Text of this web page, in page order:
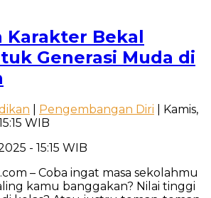
Karakter Bekal
Generasi Muda di
Pengembangan Diri | Kamis,
WIB
- 15:15 WIB
– Coba ingat masa sekolahmu
kamu banggakan? Nilai tinggi